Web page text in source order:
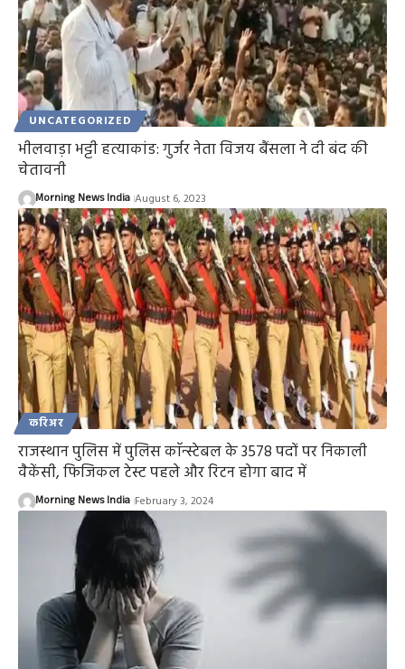
UNCATEGORIZED
भीलवाड़ा भट्टी हत्याकांड: गुर्जर नेता विजय बैंसला ने दी बंद की
चेतावनी
Morning News India August 6, 2023
करिअर
राजस्थान पुलिस में पुलिस काॅन्स्टेबल के 3578 पदों पर निकाली
वैकेंसी, फिजिकल टेस्ट पहले और रिटन होगा बाद में
Morning News India February 3, 2024